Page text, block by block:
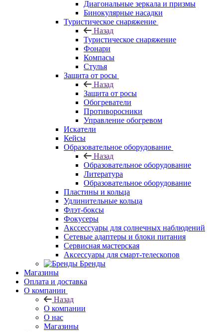
Диагональные зеркала и призмы
Бинокулярные насадки
Туристическое снаряжение
Назад
Туристическое снаряжение
Фонари
Компасы
Стулья
Защита от росы
Назад
Защита от росы
Обогреватели
Противоросники
Управление обогревом
Искатели
Кейсы
Образовательное оборудование
Назад
Образовательное оборудование
Литература
Образовательное оборудование
Пластины и кольца
Удлинительные кольца
Флэт-боксы
Фокусеры
Акссессуары для солнечных наблюдений
Сетевые адаптеры и блоки питания
Сервисная мастерская
Аксессуары для смарт-телескопов
Бренды
Магазины
Оплата и доставка
О компании
Назад
О компании
О нас
Магазины